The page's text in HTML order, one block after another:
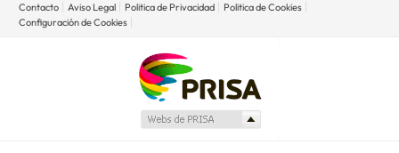
Contacto Aviso Legal Politica de Privacidad
Politica de Cookies
Configuración de Cookies